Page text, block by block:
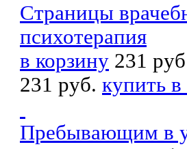
Страницы
психотерапия
в корзину 231
231 руб. купить
Пребывающим в